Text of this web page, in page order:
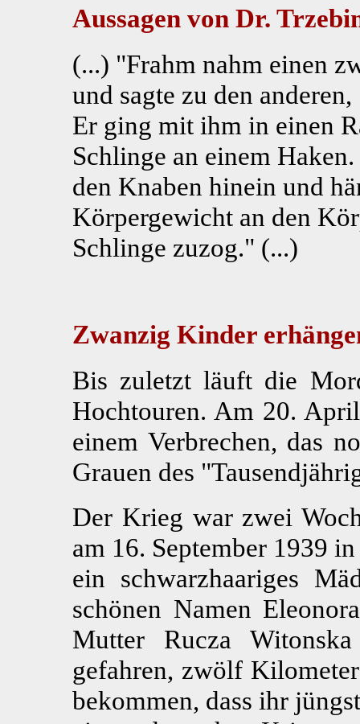
Aussagen von Dr.
(...) "Frahm nahm einen
und sagte zu den
Er ging mit ihm in einen
Schlinge an einem
den Knaben hinein und
Körpergewicht an den
Schlinge zuzog." (...)
Zwanzig Kinder
Bis zuletzt läuft die
Hochtouren. Am 20.
einem Verbrechen, das
Grauen des
Der Krieg war zwei
am 16. September 1939
ein schwarzhaariges
schönen Namen
Mutter Rucza
gefahren, zwölf
bekommen, dass ihr